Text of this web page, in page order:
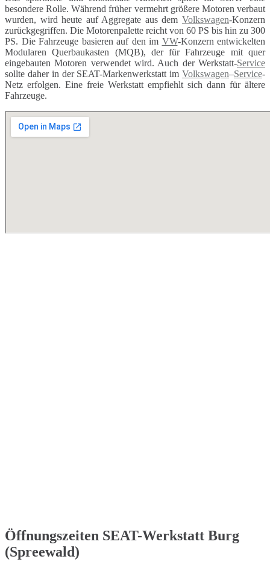
besondere Rolle. Während früher vermehrt größere Motoren verbaut
wurden, wird heute auf Aggregate aus dem Volkswagen-Konzern
zurückgegriffen. Die Motorenpalette reicht von 60 PS bis hin zu 300
PS. Die Fahrzeuge basieren auf den im VW-Konzern entwickelten
Modularen Querbaukasten (MQB), der für Fahrzeuge mit quer
eingebauten Motoren verwendet wird. Auch der Werkstatt-Service
sollte daher in der SEAT-Markenwerkstatt im Volkswagen–Service-
Netz erfolgen. Eine freie Werkstatt empfiehlt sich dann für ältere
Fahrzeuge.
Öffnungszeiten SEAT-Werkstatt Burg
(Spreewald)